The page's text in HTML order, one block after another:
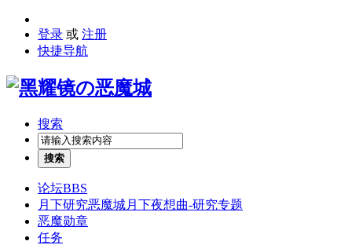
登录 或 注册
快捷导航
搜索
搜索
论坛BBS
月下研究恶魔城月下夜想曲-研究专题
恶魔勋章
任务